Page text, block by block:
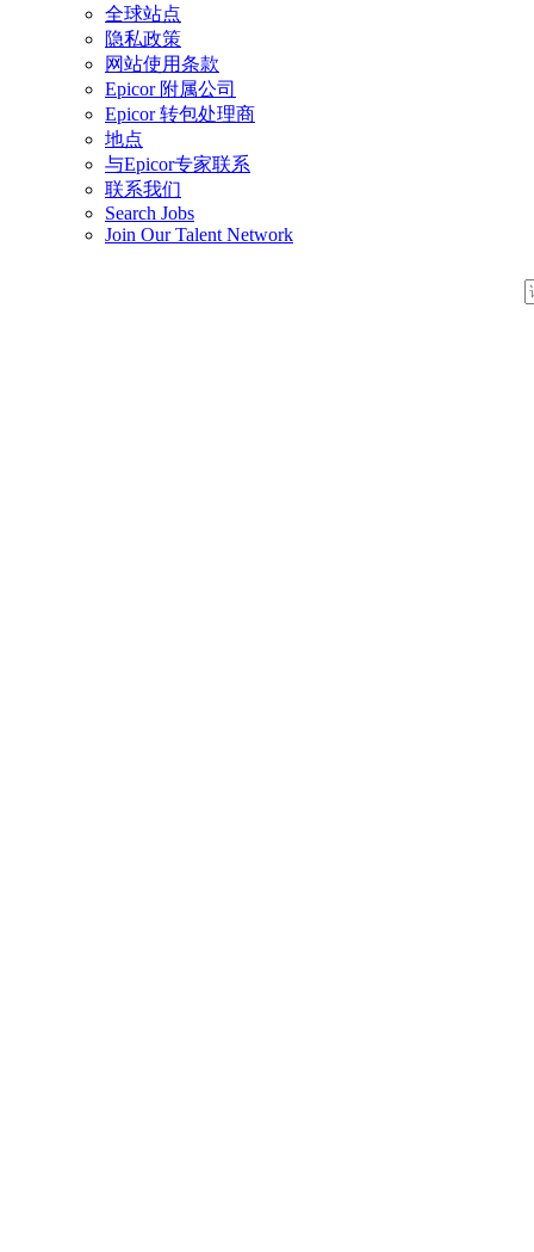
全球站点
隐私政策
网站使用条款
Epicor 附属公司
Epicor 转包处理商
地点
与Epicor专家联系
联系我们
Search Jobs
Join Our Talent Network